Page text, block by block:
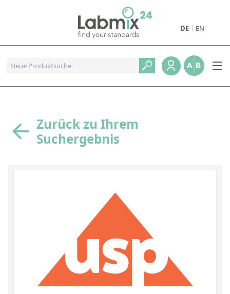
DE EN
Referenzstandards für die Industrie und Geologie
Referenzstandards für die Umweltanalytik
Referenzstandards für physikalische Eigenschaften
Organische Referenzstandards
Anorganische Referenzstandards
Laborvergleichsuntersuchungen (LVU/PT)
Laborbedarf und Verbrauchsmaterialien
Sonstige Standards
Zurück zu Ihrem
Suchergebnis